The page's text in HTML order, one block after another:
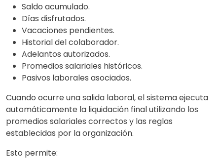
Saldo acumulado.
Días disfrutados.
Vacaciones pendientes.
Historial del colaborador.
Adelantos autorizados.
Promedios salariales históricos.
Pasivos laborales asociados.
Cuando ocurre una salida laboral, el sistema ejecuta
automáticamente la liquidación final utilizando los
promedios salariales correctos y las reglas
establecidas por la organización.
Esto permite: